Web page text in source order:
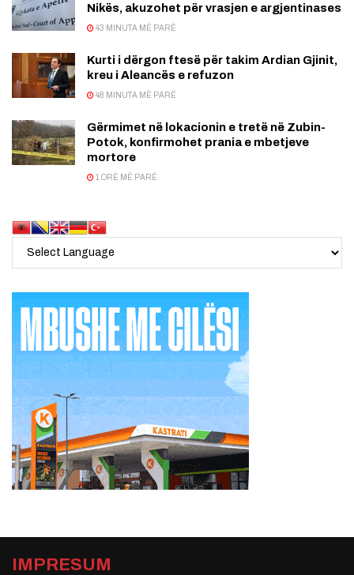
Nikës, akuzohet për vrasjen e argjentinases
43 MINUTA MË PARË
Kurti i dërgon ftesë për takim Ardian Gjinit,
kreu i Aleancës e refuzon
48 MINUTA MË PARË
Gërmimet në lokacionin e tretë në Zubin-
Potok, konfirmohet prania e mbetjeve
mortore
1 ORË MË PARË
IMPRESUM